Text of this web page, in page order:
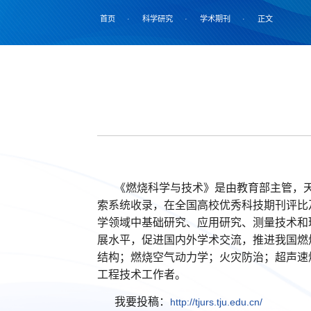
首页 · 科学研究 · 学术期刊 · 正文
《燃烧科学与技术》是由教育部主管
索系统收录，在全国高校优秀科技期刊评
学领域中基础研究、应用研究、测量技术
展水平，促进国内外学术交流，推进我国
结构；燃烧空气动力学；火灾防治；超声
工程技术工作者。
我要投稿： http://tjurs.tju.edu.cn/